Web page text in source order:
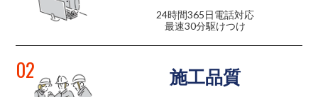
24時間365日電話対応
最速30分駆けつけ
02 施工品質